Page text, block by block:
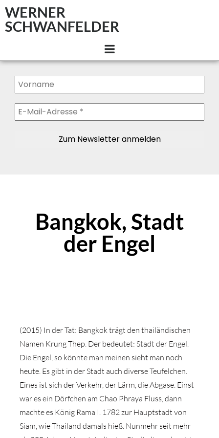
WERNER
SCHWANFELDER
Bangkok, Stadt
der Engel
(2015) In der Tat: Bangkok trägt den thailändischen
Namen Krung Thep. Der bedeutet: Stadt der Engel.
Die Engel, so könnte man meinen sieht man noch
heute. Es gibt in der Stadt auch diverse Teufelchen.
Eines ist sich der Verkehr, der Lärm, die Abgase. Einst
war es ein Dörfchen am Chao Phraya Fluss, dann
machte es König Rama I. 1782 zur Hauptstadt von
Siam, wie Thailand damals hieß. Nunmehr seit mehr